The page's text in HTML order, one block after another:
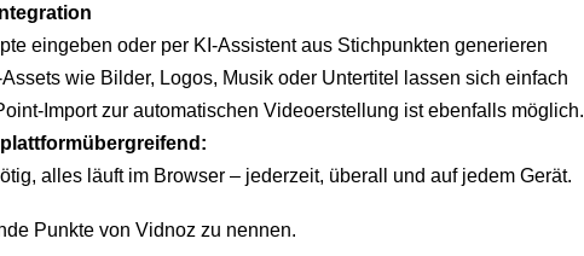
eingeben oder per KI-Assistent aus Stichpunkten generieren
wie Bilder, Logos, Musik oder Untertitel lassen sich einfach
Import zur automatischen Videoerstellung ist ebenfalls möglich.
alles läuft im Browser – jederzeit, überall und auf jedem Gerät.
Punkte von Vidnoz zu nennen.